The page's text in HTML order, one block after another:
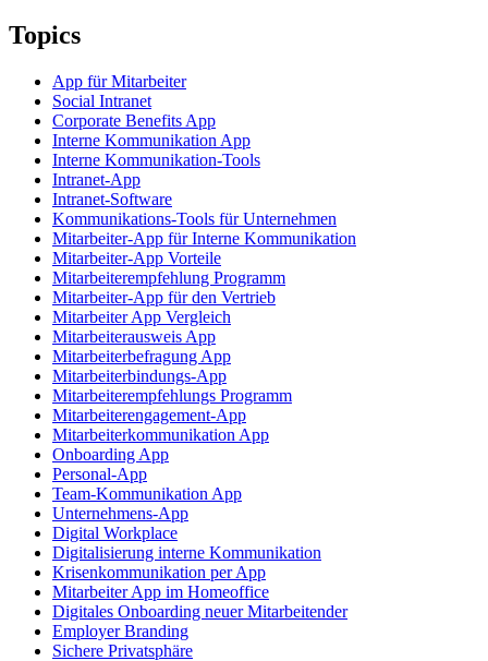
Topics
App für Mitarbeiter
Social Intranet
Corporate Benefits App
Interne Kommunikation App
Interne Kommunikation-Tools
Intranet-App
Intranet-Software
Kommunikations-Tools für Unternehmen
Mitarbeiter-App für Interne Kommunikation
Mitarbeiter-App Vorteile
Mitarbeiterempfehlung Programm
Mitarbeiter-App für den Vertrieb
Mitarbeiter App Vergleich
Mitarbeiterausweis App
Mitarbeiterbefragung App
Mitarbeiterbindungs-App
Mitarbeiterempfehlungs Programm
Mitarbeiterengagement-App
Mitarbeiterkommunikation App
Onboarding App
Personal-App
Team-Kommunikation App
Unternehmens-App
Digital Workplace
Digitalisierung interne Kommunikation
Krisenkommunikation per App
Mitarbeiter App im Homeoffice
Digitales Onboarding neuer Mitarbeitender
Employer Branding
Sichere Privatsphäre